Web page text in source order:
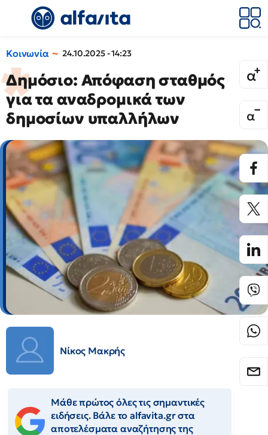
Κοινωνία 24.10.2025 - 14:23
Δημόσιο: Απόφαση σταθμός
για τα αναδρομικά των
δημοσίων υπαλλήλων
Νίκος Μακρής
Μάθε πρώτος όλες τις σημαντικές
ειδήσεις. Βάλε το alfavita.gr στα
αποτελέσματα αναζήτησης της